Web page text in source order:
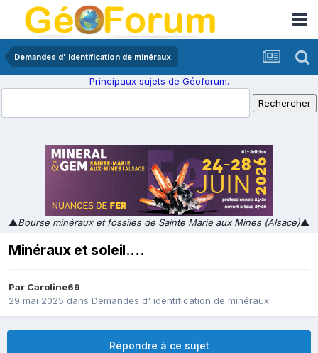
Demandes d' identification de minéraux
Principaux sujets de Géoforum.
▲Bourse minéraux et fossiles de Sainte Marie aux Mines (Alsace)▲
Minéraux et soleil....
Par Caroline69
29 mai 2025 dans Demandes d' identification de minéraux
Répondre à ce sujet